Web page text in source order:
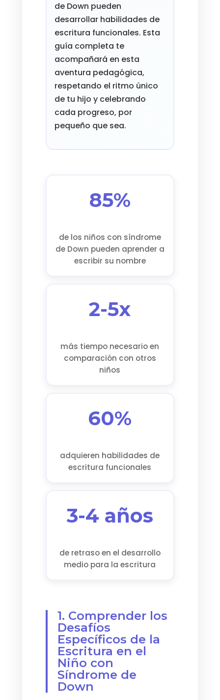
de Down pueden
desarrollar habilidades de
escritura funcionales. Esta
guía completa te
acompañará en esta
aventura pedagógica,
respetando el ritmo único
de tu hijo y celebrando
cada progreso, por
pequeño que sea.
85%
de los niños con síndrome
de Down pueden aprender a
escribir su nombre
2-5x
más tiempo necesario en
comparación con otros
niños
60%
adquieren habilidades de
escritura funcionales
3-4 años
de retraso en el desarrollo
medio para la escritura
1. Comprender los
Desafíos
Específicos de la
Escritura en el
Niño con
Síndrome de
Down